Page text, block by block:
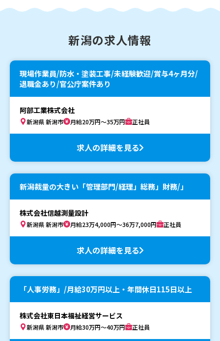
新潟の求人情報
現場作業員/防水・塗装工事/未経験歓迎/賞与4ヶ月分/
退職金あり/官公庁案件あり
阿部工業株式会社
新潟県 新潟市 月給20万円～35万円 正社員
求人の詳細を見る
新潟裁量の大きい「管理部門/経理」総務」財務/」
株式会社信越測量設計
新潟県 新潟市 月給23万4,000円～36万7,000円 正社員
求人の詳細を見る
「人事労務」/月給30万円以上・年間休日115日以上
株式会社東日本福祉経営サービス
新潟県 新潟市 月給30万円～40万円 正社員